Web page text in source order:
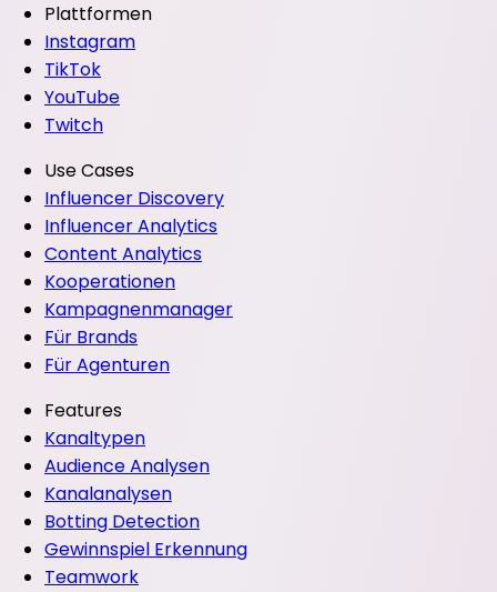
Plattformen
Instagram
TikTok
YouTube
Twitch
Use Cases
Influencer Discovery
Influencer Analytics
Content Analytics
Kooperationen
Kampagnenmanager
Für Brands
Für Agenturen
Features
Kanaltypen
Audience Analysen
Kanalanalysen
Botting Detection
Gewinnspiel Erkennung
Teamwork